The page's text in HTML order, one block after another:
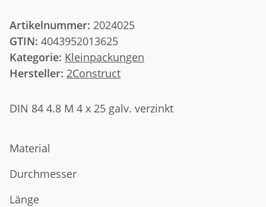
Artikelnummer: 2024025
GTIN: 4043952013625
Kategorie: Kleinpackungen
Hersteller: 2Construct
DIN 84 4.8 M 4 x 25 galv. verzinkt
Material
Durchmesser
Länge